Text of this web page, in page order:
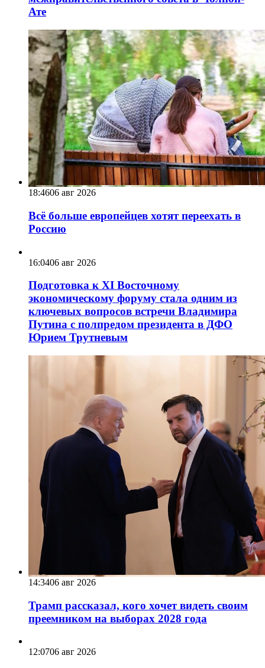
Ате
18:4606 авг 2026
Всё больше европейцев хотят переехать в
Россию
16:0406 авг 2026
Подготовка к XI Восточному
экономическому форуму стала одним из
ключевых вопросов встречи Владимира
Путина с полпредом президента в ДФО
Юрием Трутневым
14:3406 авг 2026
Трамп рассказал, кого хочет видеть своим
преемником на выборах 2028 года
12:0706 авг 2026